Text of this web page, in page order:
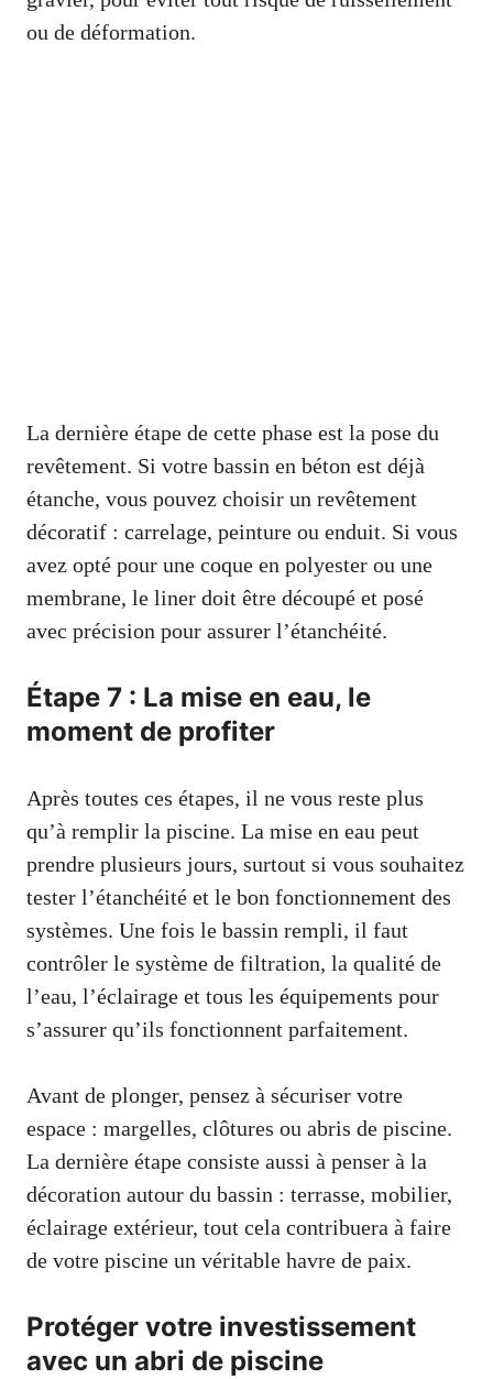
ou de déformation.
La dernière étape de cette phase est la pose du
revêtement. Si votre bassin en béton est déjà
étanche, vous pouvez choisir un revêtement
décoratif : carrelage, peinture ou enduit. Si vous
avez opté pour une coque en polyester ou une
membrane, le liner doit être découpé et posé
avec précision pour assurer l’étanchéité.
Étape 7 : La mise en eau, le
moment de profiter
Après toutes ces étapes, il ne vous reste plus
qu’à remplir la piscine. La mise en eau peut
prendre plusieurs jours, surtout si vous souhaitez
tester l’étanchéité et le bon fonctionnement des
systèmes. Une fois le bassin rempli, il faut
contrôler le système de filtration, la qualité de
l’eau, l’éclairage et tous les équipements pour
s’assurer qu’ils fonctionnent parfaitement.
Avant de plonger, pensez à sécuriser votre
espace : margelles, clôtures ou abris de piscine.
La dernière étape consiste aussi à penser à la
décoration autour du bassin : terrasse, mobilier,
éclairage extérieur, tout cela contribuera à faire
de votre piscine un véritable havre de paix.
Protéger votre investissement
avec un abri de piscine